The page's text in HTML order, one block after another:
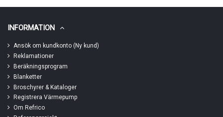
INFORMATION
Ansök om kundkonto (Ny kund)
Reklamationer
Beräkningsprogram
Blanketter
Broschyrer & Kataloger
Registrera Värmepump
Om Refrico